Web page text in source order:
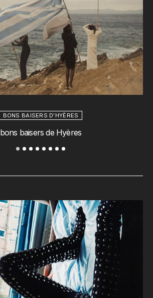
BONS BAISERS D'HYÈRES
bons baisers de Hyères